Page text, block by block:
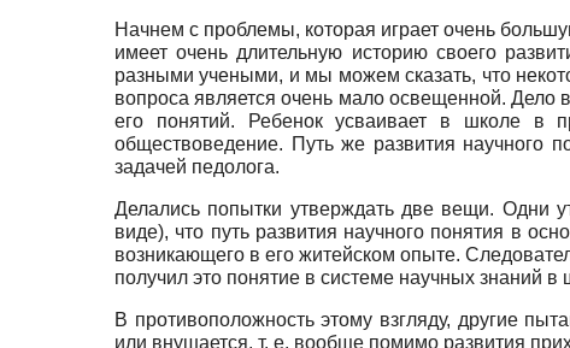
Начнем с проблемы, которая играет очень
имеет очень длительную историю своего
разными учеными, и мы можем сказать, что
вопроса является очень мало освещенной. Дело
его понятий. Ребенок усваивает в школе в
обществоведение. Путь же развития научного
задачей педолога.
Делались попытки утверждать две вещи. Одни
виде), что путь развития научного понятия в
возникающего в его житейском опыте.
получил это понятие в системе научных знаний в
В противоположность этому взгляду, другие
или внушается, т. е. вообще помимо развития